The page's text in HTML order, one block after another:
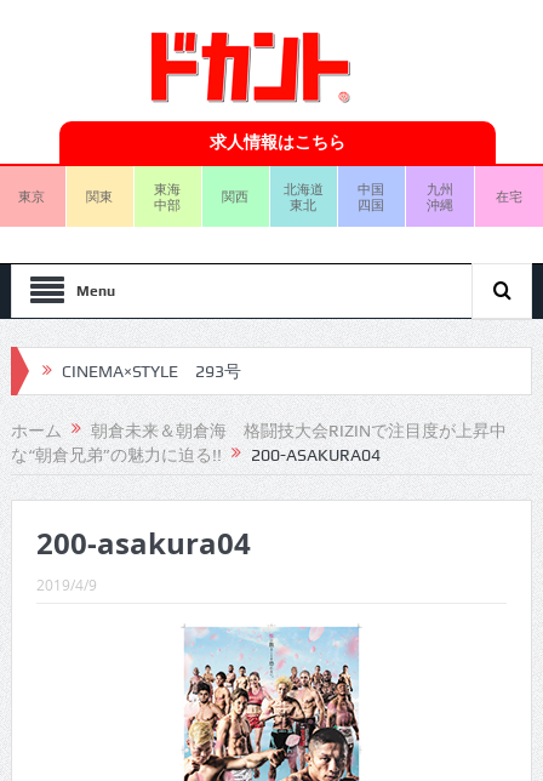
求人情報はこちら
東京 関東
東海
中部
関西
北海道
東北
中国
四国
九州
沖縄
在宅
Menu
CINEMA×STYLE 293号
CINEMA×STYLE 292号
CINEMA×STYLE 291号
CINEMA×STYLE 289号
CINEMA×STYLE 287号
CINEMA×STYLE 286号
CINEMA×STYLE 285号
ホーム
朝倉未来＆朝倉海 格闘技大会RIZINで注目度が上昇中
な“朝倉兄弟”の魅力に迫る!!
200-ASAKURA04
200-asakura04
2019/4/9